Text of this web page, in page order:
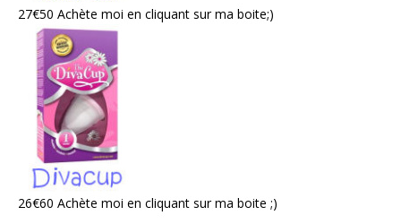
27€50 Achète moi en cliquant sur ma boite;)
26€60 Achète moi en cliquant sur ma boite ;)